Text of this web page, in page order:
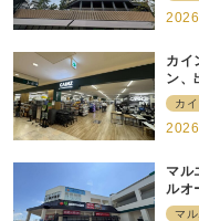
カイ
ン、
型店
カ
マル
ルオ
集大
マ